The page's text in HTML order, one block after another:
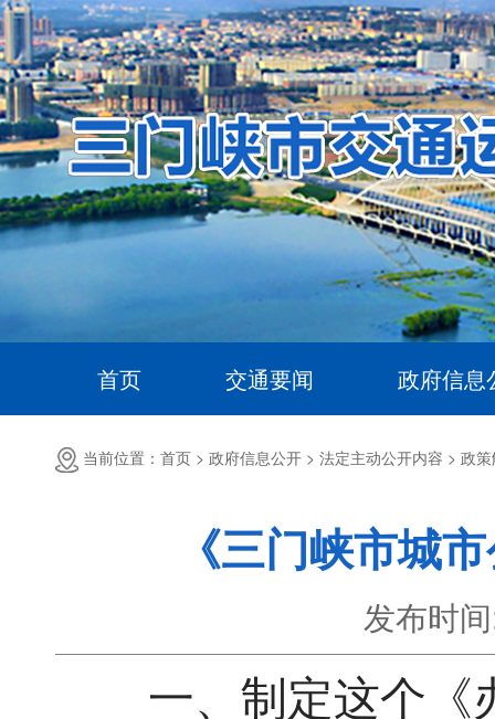
首页 交通要闻 政府信息
当前位置：首页 > 政府信息公开 > 法定主动公开内容 > 政
《三门峡市城
发布时
一、制定这个《